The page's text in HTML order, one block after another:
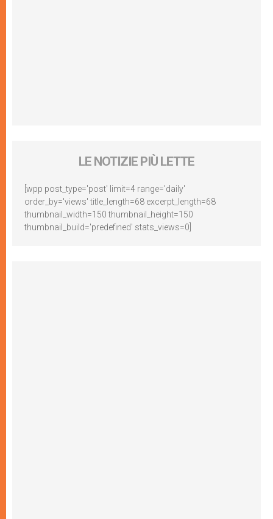
LE NOTIZIE PIÙ LETTE
[wpp post_type='post' limit=4 range='daily'
order_by='views' title_length=68 excerpt_length=68
thumbnail_width=150 thumbnail_height=150
thumbnail_build='predefined' stats_views=0]